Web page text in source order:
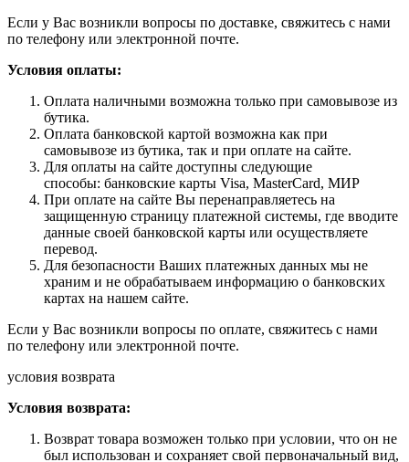
Если у Вас возникли вопросы по доставке, свяжитесь с нами
по телефону или электронной почте.
Условия оплаты:
Оплата наличными возможна только при самовывозе из
бутика.
Оплата банковской картой возможна как при
самовывозе из бутика, так и при оплате на сайте.
Для оплаты на сайте доступны следующие
способы: банковские карты Visa, MasterCard, МИР
При оплате на сайте Вы перенаправляетесь на
защищенную страницу платежной системы, где вводите
данные своей банковской карты или осуществляете
перевод.
Для безопасности Ваших платежных данных мы не
храним и не обрабатываем информацию о банковских
картах на нашем сайте.
Если у Вас возникли вопросы по оплате, свяжитесь с нами
по телефону или электронной почте.
условия возврата
Условия возврата:
Возврат товара возможен только при условии, что он не
был использован и сохраняет свой первоначальный вид,